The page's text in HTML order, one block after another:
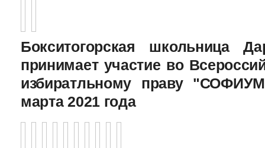
Бокситогорская школьница
принимает участие во
избиратльному праву
марта 2021 года